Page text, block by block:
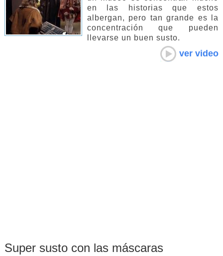
en las historias que estos
albergan, pero tan grande es la
concentración que pueden
llevarse un buen susto.
ver video
Super susto con las máscaras